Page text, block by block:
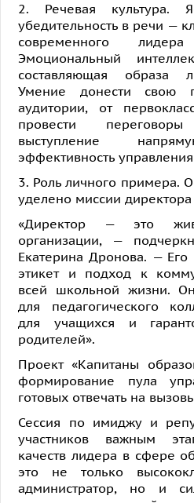
2. Речевая культура.
убедительность в речи —
современного
Эмоциональный
составляющая образа
Умение донести свою
аудитории, от
провести
выступление
эффективность управления
3. Роль личного примера.
уделено миссии
«Директор — это
организации, —
Екатерина Дронова. — Его
этикет и подход к
всей школьной жизни.
для педагогического
для учащихся и
родителей».
Проект «Капитаны
формирование пула
готовых отвечать на
Сессия по имиджу и
участников важным
качеств лидера в сфере
это не только
администратор, но и